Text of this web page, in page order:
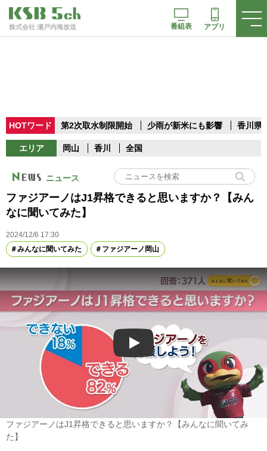
株式会社 瀬戸内海放送 番組表 アプリ
HOTワード 第2次取水制限開始 少雨が新米にも影響 香川県
エリア 岡山 香川 全国
ニュース
ファジアーノはJ1昇格できると思いますか？【みん
なに聞いてみた】
2024/12/6 17:30
みんなに聞いてみた
ファジアーノ岡山
Play
ファジアーノはJ1昇格できると思いますか？【みんなに聞いてみ
た】